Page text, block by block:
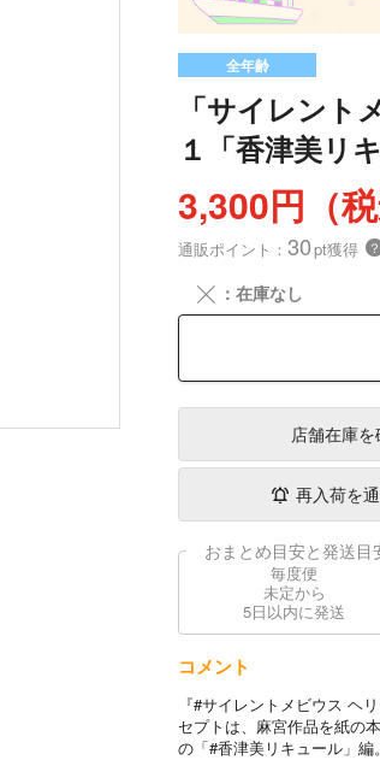
全年齢
「サイレント
１「香津美リ
3,300円（税
通販ポイント： 30pt獲得 ？
╳ ：在庫なし
店舗在庫を
再入荷を
おまとめ目安と発送目
毎度便
未定から
5日以内に発送
コメント
『#サイレントメビウス
セプトは、麻宮作品を紙の
の「#香津美リキュール」編。